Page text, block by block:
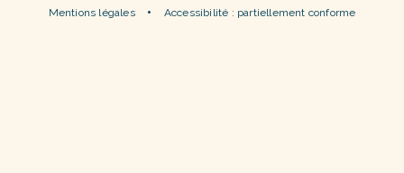
Mentions légales
Accessibilité : partiellement conforme